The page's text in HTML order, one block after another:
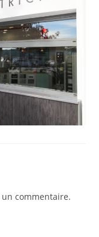
commentaire.